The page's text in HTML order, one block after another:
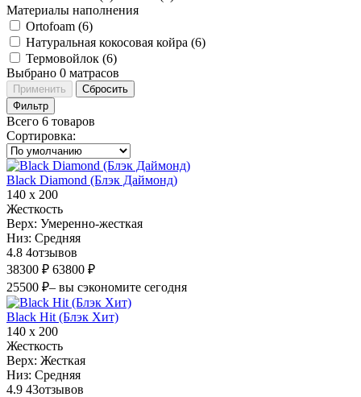
Материалы наполнения
Ortofoam (6)
Натуральная кокосовая койра (6)
Термовойлок (6)
Выбрано 0 матрасов
Применить
Сбросить
Фильтр
Всего 6 товаров
Сортировка:
Black Diamond (Блэк Даймонд)
140 х 200
Жесткость
Верх: Умеренно-жесткая
Низ: Средняя
4.8 4отзывов
38300 ₽ 63800 ₽
25500 ₽– вы сэкономите сегодня
Black Hit (Блэк Хит)
140 х 200
Жесткость
Верх: Жесткая
Низ: Средняя
4.9 43отзывов